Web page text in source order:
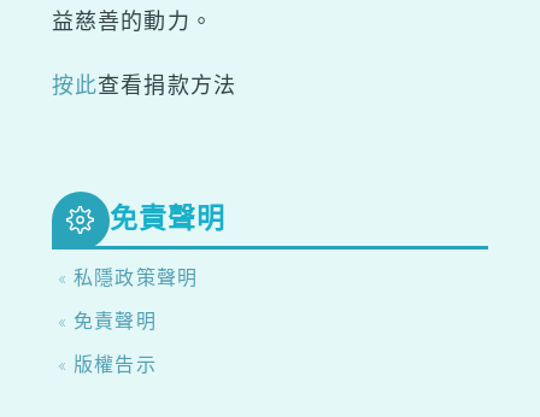
益慈善的動力。
按此查看捐款方法
免責聲明
« 私隱政策聲明
« 免責聲明
« 版權告示